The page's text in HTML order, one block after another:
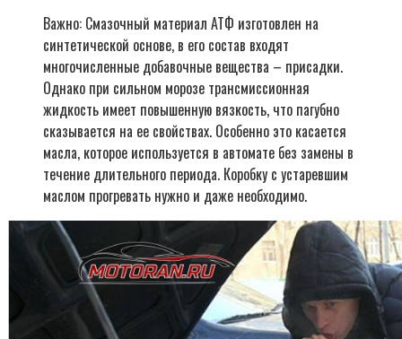
Важно: Смазочный материал АТФ изготовлен на
синтетической основе, в его состав входят
многочисленные добавочные вещества – присадки.
Однако при сильном морозе трансмиссионная
жидкость имеет повышенную вязкость, что пагубно
сказывается на ее свойствах. Особенно это касается
масла, которое используется в автомате без замены в
течение длительного периода. Коробку с устаревшим
маслом прогревать нужно и даже необходимо.